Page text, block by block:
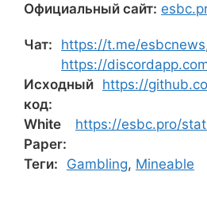
Официальный сайт:
Чат: https://t.me/esbcnews
https://
Исходный
код:
https://
White
Paper:
https://esbc.pro/
Теги: Gambling, Mineable